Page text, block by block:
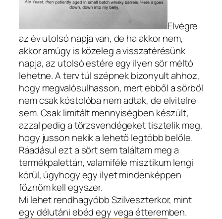
Elvégre
az év utolsó napja van, de ha akkor nem,
akkor amúgy is közeleg a visszatérésünk
napja, az utolsó estére egy ilyen sör méltó
lehetne. A terv túl szépnek bizonyult ahhoz,
hogy megvalósulhasson, mert ebből a sörből
nem csak kóstolóba nem adtak, de elvitelre
sem. Csak limitált mennyiségben készült,
azzal pedig a törzsvendégeket tisztelik meg,
hogy jusson nekik a lehető legtöbb belőle.
Ráadásul ezt a sört sem találtam meg a
termékpalettán, valamiféle misztikum lengi
körül, úgyhogy egy ilyet mindenképpen
főznöm kell egyszer.
Mi lehet rendhagyóbb Szilveszterkor, mint
egy délutáni ebéd egy vega étteremben.